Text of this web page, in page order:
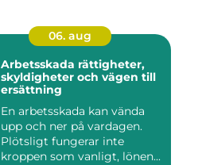
06. aug
Arbetsskada rättigheter,
skyldigheter och vägen till
ersättning
En arbetsskada kan vända
upp och ner på vardagen.
Plötsligt fungerar inte
kroppen som vanligt, lönen...